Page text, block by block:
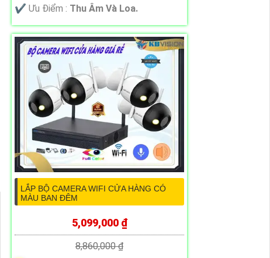
️✔️ Ưu Điểm : Thu Âm Và Loa.
LẮP BỘ CAMERA WIFI CỬA HÀNG CÓ
MÀU BAN ĐÊM
5,099,000 ₫
8,860,000 ₫